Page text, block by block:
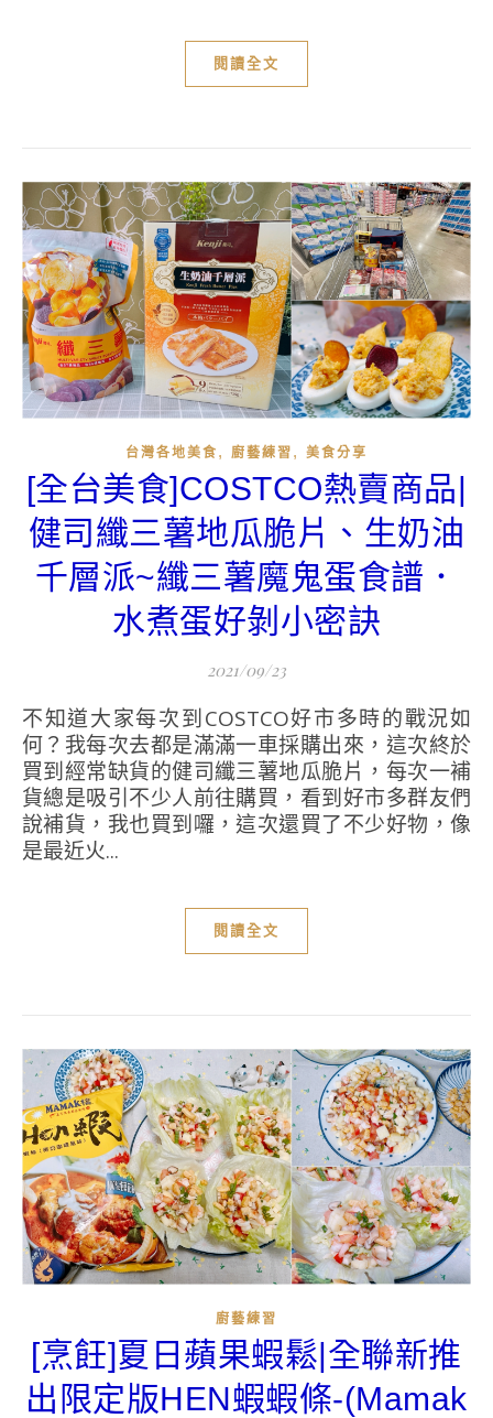
閱讀全文
台灣各地美食 , 廚藝練習 , 美食分享
[全台美食]COSTCO熱賣商品|
健司纖三薯地瓜脆片、生奶油
千層派~纖三薯魔鬼蛋食譜．
水煮蛋好剝小密訣
2021/09/23
不知道大家每次到COSTCO好市多時的戰況如
何？我每次去都是滿滿一車採購出來，這次終於
買到經常缺貨的健司纖三薯地瓜脆片，每次一補
貨總是吸引不少人前往購買，看到好市多群友們
說補貨，我也買到囉，這次還買了不少好物，像
是最近火...
閱讀全文
廚藝練習
[烹飪]夏日蘋果蝦鬆|全聯新推
出限定版HEN蝦蝦條-(Mamak